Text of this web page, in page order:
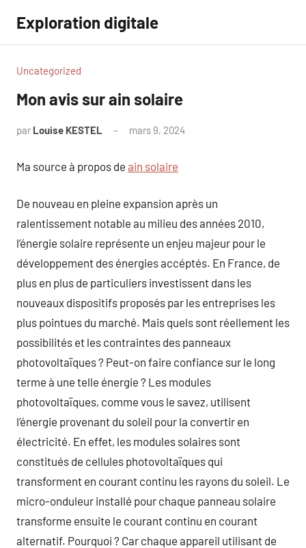
contenu
Exploration digitale
Uncategorized
Mon avis sur ain solaire
par Louise KESTEL mars 9, 2024
Ma source à propos de ain solaire
De nouveau en pleine expansion après un
ralentissement notable au milieu des années 2010,
l’énergie solaire représente un enjeu majeur pour le
développement des énergies accéptés. En France, de
plus en plus de particuliers investissent dans les
nouveaux dispositifs proposés par les entreprises les
plus pointues du marché. Mais quels sont réellement les
possibilités et les contraintes des panneaux
photovoltaïques ? Peut-on faire confiance sur le long
terme à une telle énergie ? Les modules
photovoltaïques, comme vous le savez, utilisent
l’énergie provenant du soleil pour la convertir en
électricité. En effet, les modules solaires sont
constitués de cellules photovoltaïques qui
transforment en courant continu les rayons du soleil. Le
micro-onduleur installé pour chaque panneau solaire
transforme ensuite le courant continu en courant
alternatif. Pourquoi ? Car chaque appareil utilisant de